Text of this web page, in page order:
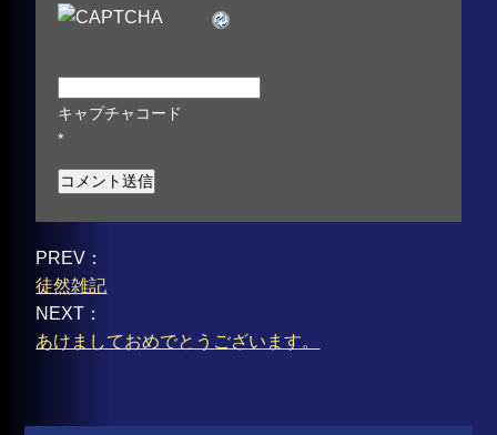
キャプチャコード
*
PREV：
徒然雑記
NEXT：
あけましておめでとうございます。